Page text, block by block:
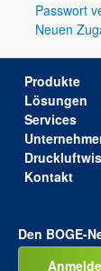
Passwort
Neuen
Produkte
Lösungen
Services
Kontakt
Den BOGE-